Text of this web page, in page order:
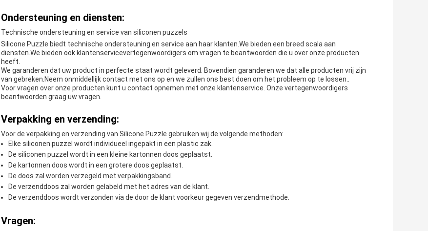
Ondersteuning en diensten:
Technische ondersteuning en service van siliconen puzzels
Silicone Puzzle biedt technische ondersteuning en service aan haar klanten.We bieden een breed scala aan
diensten.We bieden ook klantenservicevertegenwoordigers om vragen te beantwoorden die u over onze producten
heeft.
We garanderen dat uw product in perfecte staat wordt geleverd. Bovendien garanderen we dat alle producten vrij zijn
van gebreken.Neem onmiddellijk contact met ons op en we zullen ons best doen om het probleem op te lossen..
Voor vragen over onze producten kunt u contact opnemen met onze klantenservice. Onze vertegenwoordigers
beantwoorden graag uw vragen.
Verpakking en verzending:
Voor de verpakking en verzending van Silicone Puzzle gebruiken wij de volgende methoden:
Elke siliconen puzzel wordt individueel ingepakt in een plastic zak.
De siliconen puzzel wordt in een kleine kartonnen doos geplaatst.
De kartonnen doos wordt in een grotere doos geplaatst.
De doos zal worden verzegeld met verpakkingsband.
De verzenddoos zal worden gelabeld met het adres van de klant.
De verzenddoos wordt verzonden via de door de klant voorkeur gegeven verzendmethode.
Vragen: